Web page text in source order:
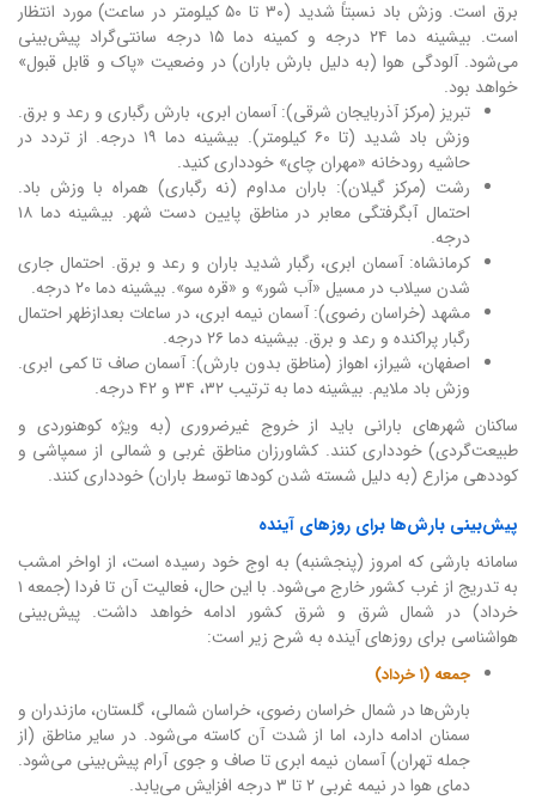
برق است. وزش باد نسبتاً شدید (۳۰ تا ۵۰ کیلومتر در ساعت) مورد انتظار
است. بیشینه دما ۲۴ درجه و کمینه دما ۱۵ درجه سانتی‌گراد پیش‌بینی
می‌شود. آلودگی هوا (به دلیل بارش باران) در وضعیت «پاک و قابل قبول»
خواهد بود.
تبریز (مرکز آذربایجان شرقی): آسمان ابری، بارش رگباری و رعد و برق.
وزش باد شدید (تا ۶۰ کیلومتر). بیشینه دما ۱۹ درجه. از تردد در
حاشیه رودخانه «مهران چای» خودداری کنید.
رشت (مرکز گیلان): باران مداوم (نه رگباری) همراه با وزش باد.
احتمال آبگرفتگی معابر در مناطق پایین دست شهر. بیشینه دما ۱۸
درجه.
کرمانشاه: آسمان ابری، رگبار شدید باران و رعد و برق. احتمال جاری
شدن سیلاب در مسیل «آب شور» و «قره سو». بیشینه دما ۲۰ درجه.
مشهد (خراسان رضوی): آسمان نیمه ابری، در ساعات بعدازظهر احتمال
رگبار پراکنده و رعد و برق. بیشینه دما ۲۶ درجه.
اصفهان، شیراز، اهواز (مناطق بدون بارش): آسمان صاف تا کمی ابری.
وزش باد ملایم. بیشینه دما به ترتیب ۳۲، ۳۴ و ۴۲ درجه.
ساکنان شهرهای بارانی باید از خروج غیرضروری (به ویژه کوهنوردی و
طبیعت‌گردی) خودداری کنند. کشاورزان مناطق غربی و شمالی از سمپاشی و
کوددهی مزارع (به دلیل شسته شدن کودها توسط باران) خودداری کنند.
پیش‌بینی بارش‌ها برای روزهای آینده
سامانه بارشی که امروز (پنجشنبه) به اوج خود رسیده است، از اواخر امشب
به تدریج از غرب کشور خارج می‌شود. با این حال، فعالیت آن تا فردا (جمعه ۱
خرداد) در شمال شرق و شرق کشور ادامه خواهد داشت. پیش‌بینی
هواشناسی برای روزهای آینده به شرح زیر است:
جمعه (۱ خرداد)
بارش‌ها در شمال خراسان رضوی، خراسان شمالی، گلستان، مازندران و
سمنان ادامه دارد، اما از شدت آن کاسته می‌شود. در سایر مناطق (از
جمله تهران) آسمان نیمه ابری تا صاف و جوی آرام پیش‌بینی می‌شود.
دمای هوا در نیمه غربی ۲ تا ۳ درجه افزایش می‌یابد.